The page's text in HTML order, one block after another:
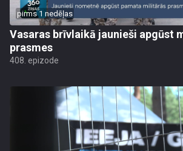
pirms 1 nedēļas
Vasaras brīvlaikā jaunieši apgūst
prasmes
408. epizode